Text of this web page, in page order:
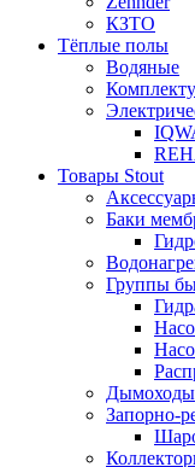
КЗТО
Тёплые полы
Водяные
Товары Stout
Баки
Группы
Дымоходы
Запорно-